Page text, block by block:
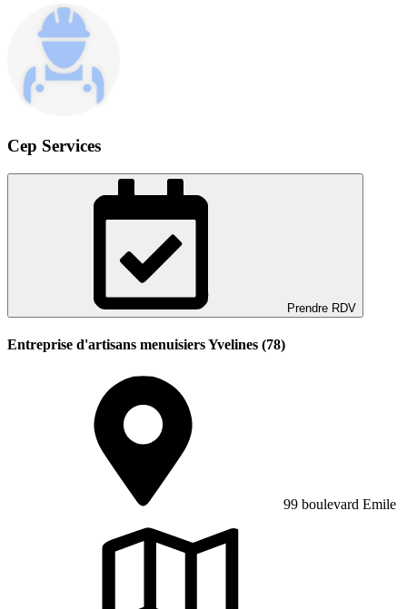
Cep Services
Prendre RDV
Entreprise d'artisans menuisiers Yvelines (78)
99 boulevard Emile